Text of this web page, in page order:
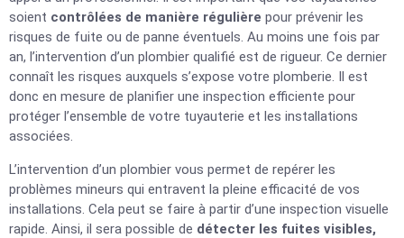
soient contrôlées de manière régulière pour prévenir les
risques de fuite ou de panne éventuels. Au moins une fois par
an, l’intervention d’un plombier qualifié est de rigueur. Ce dernier
connaît les risques auxquels s’expose votre plomberie. Il est
donc en mesure de planifier une inspection efficiente pour
protéger l’ensemble de votre tuyauterie et les installations
associées.
L’intervention d’un plombier vous permet de repérer les
problèmes mineurs qui entravent la pleine efficacité de vos
installations. Cela peut se faire à partir d’une inspection visuelle
rapide. Ainsi, il sera possible de détecter les fuites visibles,